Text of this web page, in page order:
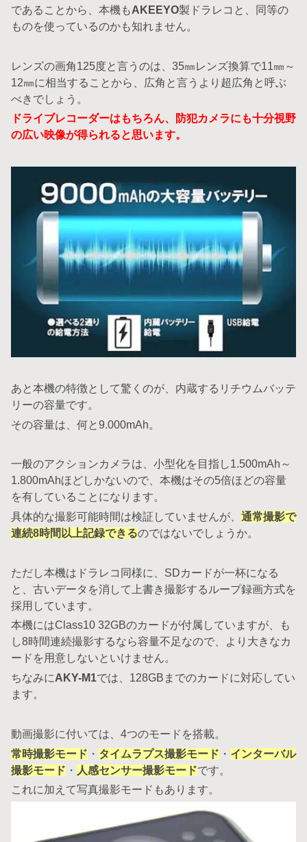
であることから、本機もAKEEYO製ドラレコと、同等の
ものを使っているのかも知れません。
レンズの画角125度と言うのは、35㎜レンズ換算で11㎜～
12㎜に相当することから、広角と言うより超広角と呼ぶ
べきでしょう。
ドライブレコーダーはもちろん、防犯カメラにも十分視野
の広い映像が得られると思います。
あと本機の特徴として驚くのが、内蔵するリチウムバッテ
リーの容量です。
その容量は、何と9.000mAh。
一般のアクションカメラは、小型化を目指し1.500mAh～
1.800mAhほどしかないので、本機はその5倍ほどの容量
を有していることになります。
具体的な撮影可能時間は検証していませんが、 通常撮影で
連続8時間以上記録できるのではないでしょうか。
ただし本機はドラレコ同様に、SDカードが一杯になる
と、古いデータを消して上書き撮影するループ録画方式を
採用しています。
本機にはClass10 32GBのカードが付属していますが、も
し8時間連続撮影するなら容量不足なので、より大きなカ
ードを用意しないといけません。
ちなみにAKY-M1では、128GBまでのカードに対応してい
ます。
動画撮影に付いては、4つのモードを搭載。
常時撮影モード ・ タイムラプス撮影モード ・ インターバル
撮影モード ・ 人感センサー撮影モードです。
これに加えて写真撮影モードもあります。